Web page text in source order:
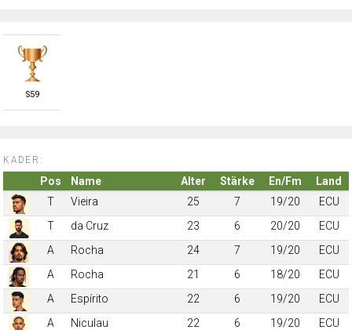
S59
KADER:
Pos Name Alter Stärke En/Fm
Land
T
Vieira 25 7 19/20
ECU
T
da Cruz 23 6 20/20
ECU
A
Rocha 24 7 19/20
ECU
A
Rocha 21 6 18/20
ECU
A
Espírito 22 6 19/20
ECU
A
Niculau 22 6 19/20
ECU